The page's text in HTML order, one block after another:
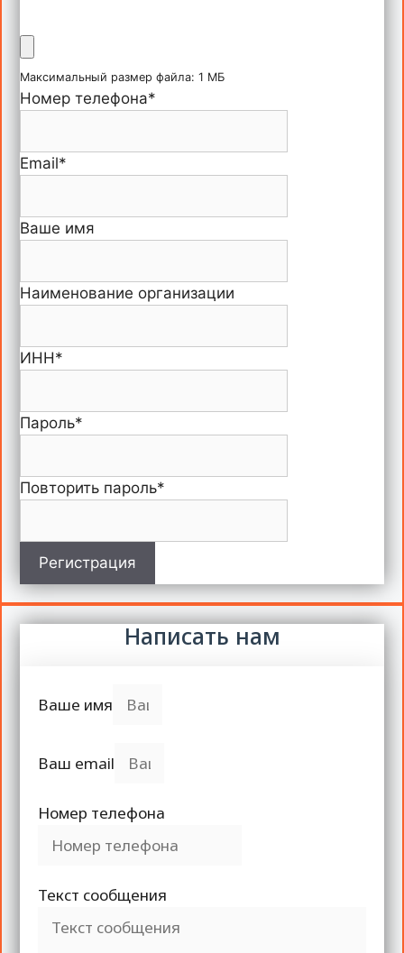
Максимальный размер файла: 1 МБ
Номер телефона*
Email*
Ваше имя
Наименование организации
ИНН*
Пароль*
Повторить пароль*
Регистрация
Написать нам
Ваше имя
Ваш email
Номер телефона
Текст сообщения